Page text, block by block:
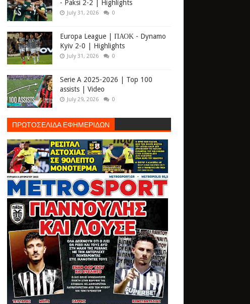
- Paksi 2-2 | Highlights
July 31, 2026 0
Europa League | ΠΑΟΚ - Dynamo
Kyiv 2-0 | Highlights
July 31, 2026 0
Serie A 2025-2026 | Top 100
assists | Video
July 29, 2026 0
ΠΡΩΤΟΣΕΛΙΔΑ ΕΦΗΜΕΡΙΔΩΝ